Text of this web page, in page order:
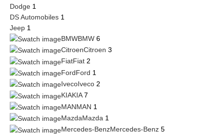
Dodge 1
DS Automobiles 1
Jeep 1
BMWBMW 6
CitroenCitroen 3
FiatFiat 2
FordFord 1
IvecoIveco 2
KIAKIA 7
MANMAN 1
MazdaMazda 1
Mercedes-BenzMercedes-Benz 5